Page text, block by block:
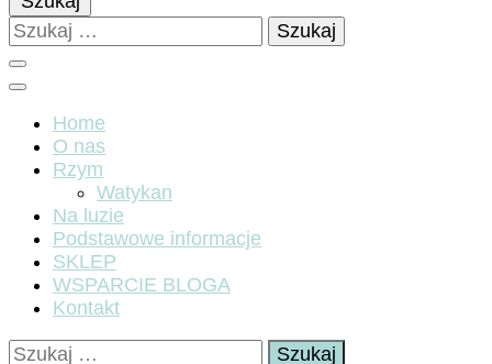
Szukaj:
Home
O nas
Rzym
Watykan
Na luzie
Podstawowe informacje
SKLEP
WSPARCIE BLOGA
Kontakt
Szukaj: